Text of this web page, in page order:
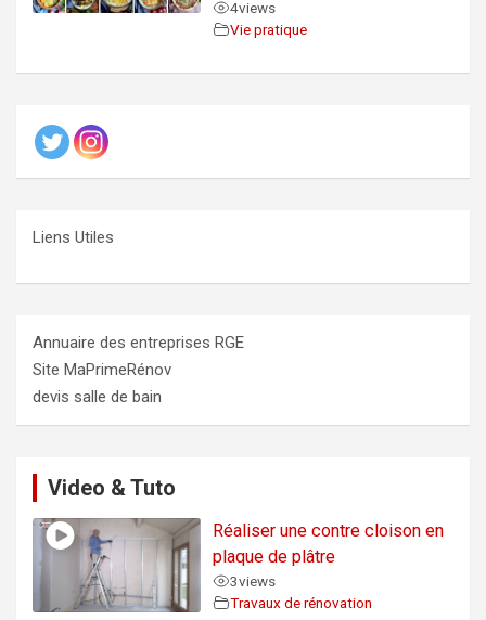
4views
Vie pratique
Liens Utiles
Annuaire des entreprises RGE
Site MaPrimeRénov
devis salle de bain
Video & Tuto
Réaliser une contre cloison en
plaque de plâtre
3views
Travaux de rénovation